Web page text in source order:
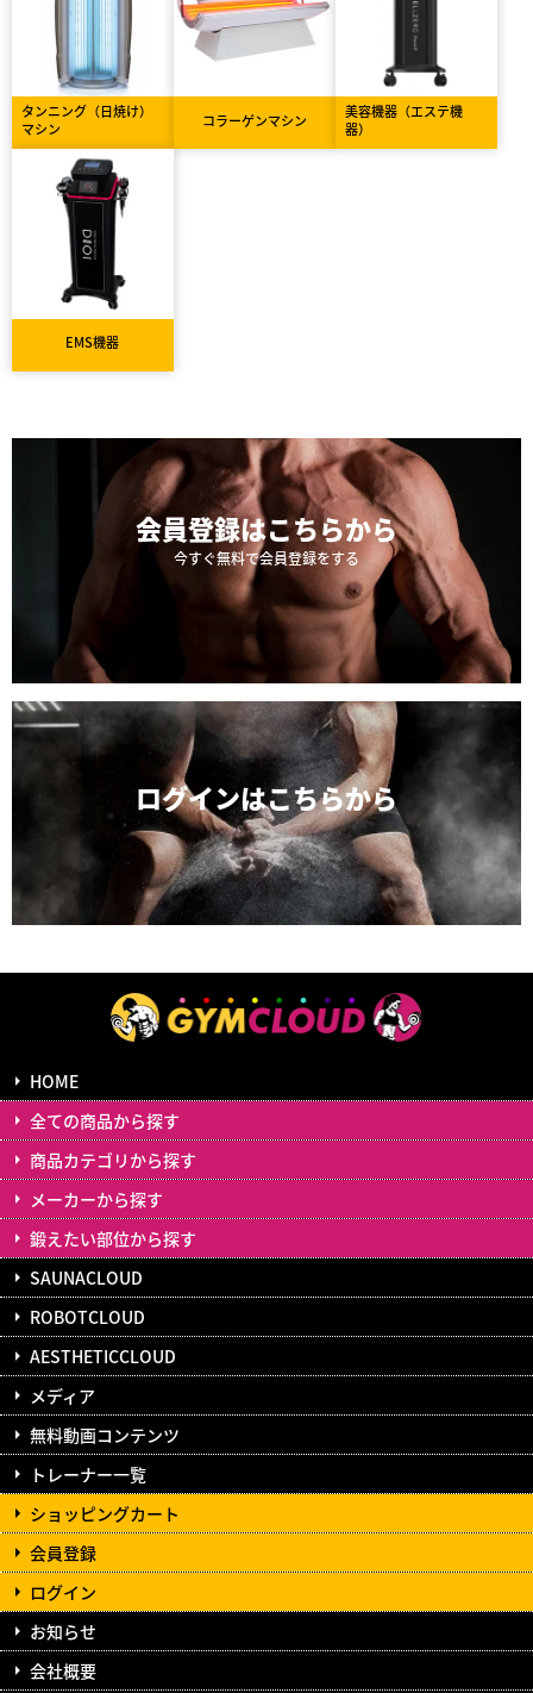
タンニング（日焼け）
マシン
コラーゲンマシン
美容機器（エステ機
器）
EMS機器
会員登録はこちらから
今すぐ無料で会員登録をする
ログインはこちらから
HOME
全ての商品から探す
商品カテゴリから探す
メーカーから探す
鍛えたい部位から探す
SAUNACLOUD
ROBOTCLOUD
AESTHETICCLOUD
メディア
無料動画コンテンツ
トレーナー一覧
ショッピングカート
会員登録
ログイン
お知らせ
会社概要